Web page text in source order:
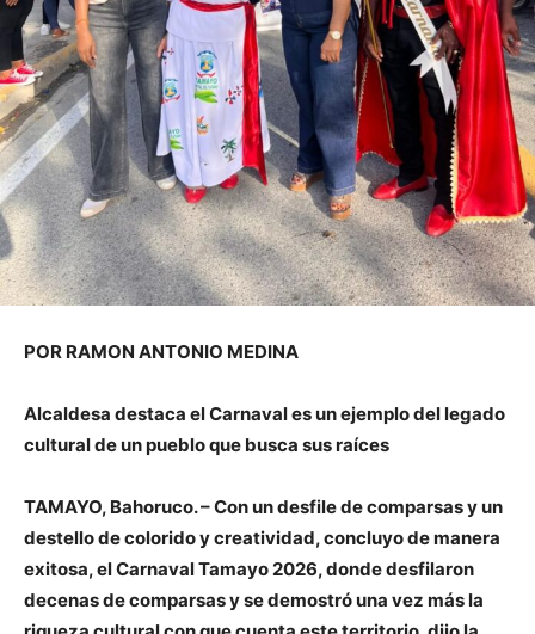
POR RAMON ANTONIO MEDINA
Alcaldesa destaca el Carnaval es un ejemplo del legado
cultural de un pueblo que busca sus raíces
TAMAYO, Bahoruco. – Con un desfile de comparsas y un
destello de colorido y creatividad, concluyo de manera
exitosa, el Carnaval Tamayo 2026, donde desfilaron
decenas de comparsas y se demostró una vez más la